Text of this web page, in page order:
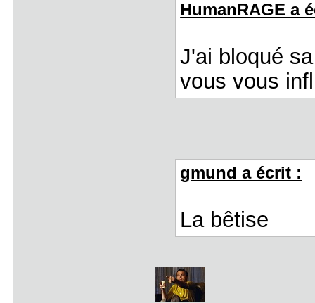
HumanRAGE a
J'ai bloqué
vous vous
gmund a écrit :
La bêtise